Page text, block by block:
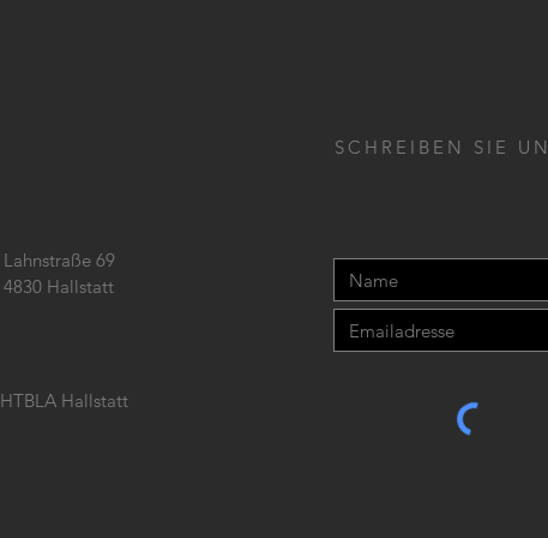
Lahnstraße 69
4830 Hallstatt
HTBLA Hallstatt
SCHREIBEN SIE